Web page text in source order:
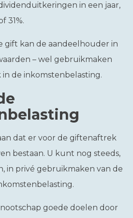
in een jaar,
31%.
gift kan de aandeelhouder in
– wel gebruikmaken
de inkomstenbelasting.
dat er voor de giftenaftrek
bestaan. U kunt nog steeds,
in privé gebruikmaken van de
goede doelen door